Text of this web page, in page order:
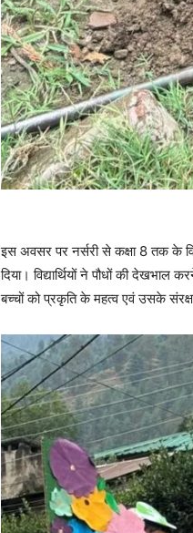
इस अवसर पर नर्सरी से कक्षा 8 तक के
दिया। विद्यार्थियों ने पौधों की देखभाल
बच्चों को प्रकृति के महत्व एवं उसके